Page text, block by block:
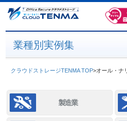
業種別実例集
クラウドストレージTENMA TOP>オール・ナ
製造業